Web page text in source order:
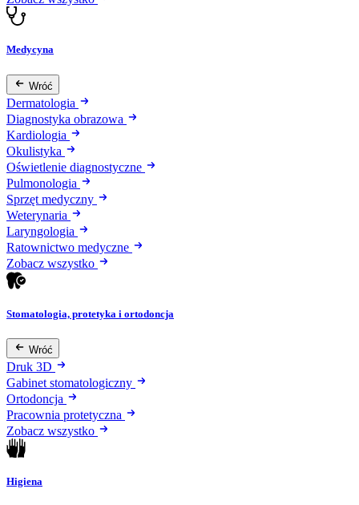
Medycyna
Wróć
Dermatologia
Diagnostyka obrazowa
Kardiologia
Okulistyka
Oświetlenie diagnostyczne
Pulmonologia
Sprzęt medyczny
Weterynaria
Laryngologia
Ratownictwo medyczne
Zobacz wszystko
Stomatologia, protetyka i ortodoncja
Wróć
Druk 3D
Gabinet stomatologiczny
Ortodoncja
Pracownia protetyczna
Zobacz wszystko
Higiena